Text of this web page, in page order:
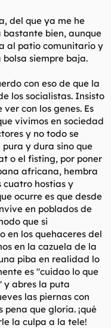
ya puede hacer lo que
.
yo ya lo hago) es
se fije en vosotros,
de ser mujer nunca, y si
delante con un
el éxito llegará tarde
Que os tenga que decir
mirar.
del que ya me he
bastante bien, aunque
al patio comunitario y
siempre baja.
con eso de que la
los socialistas. Insisto
con los genes. Es
vivimos en sociedad
y no todo se
y dura sino que
o el fisting, por poner
africana, hembra
cuatro hostias y
ocurre es que desde
en poblados de
que si
en los quehaceres del
en la cazuela de la
piba en realidad lo
es "cuidao lo que
y abres la puta
las piernas con
que gloria. ¡qué
la culpa a la tele!